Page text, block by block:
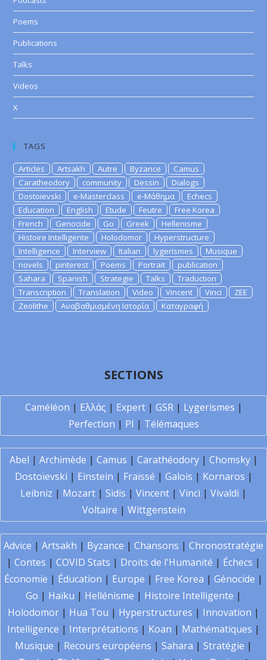
Poems
Publications
Talks
Videos
X
TAGS
Articles Artsakh Autre Byzance
Camus
Caratheodory
community Dessin
Dialogs
Dostoievski
e-Masterclass e-Μάθημα
Echecs
Education
English Etude Feutre
Free Korea
French
Genocide Go Greek
Hellenisme
Histoire Intelligente
Holodomor
Hyperstructure
Intelligence
Interview Italian lygerismes
Musique
novels
pinterest Poems Portrait
publication
Sahara
Spanish Strategie Talks
Traduction
Transcription
Translation Video Vincent Vinci
ZEE
Zeolithe
Αναβαθμισμένη Ιστορία Καταγραφή
SECTIONS
Caméléon | Ελλάς | Expert| GSR| Lygerismes |
Perfection | PI | Télémaques
Abel | Archimède | Camus | Carathéodory| Chomsky|
Dostoïevski | Einstein | Fraïssé | Galois | Kornaros |
Leibniz | Mozart | Sidis | Vincent | Vinci | Vivaldi |
Voltaire | Wittgenstein
Advice | Artsakh | Byzance | Chansons | Chronostratégie
| Contes | COVID Stats | Droits de l'Humanité | Échecs |
Économie | Éducation | Europe | Free Korea | Génocide |
Go | Haïku | Hellénisme | Histoire Intelligente |
Holodomor | Hua Tou | Hyperstructures | Innovation |
Intelligence | Interprétations | Koan | Mathématiques |
Musique | Recours européens | Sahara | Stratégie |